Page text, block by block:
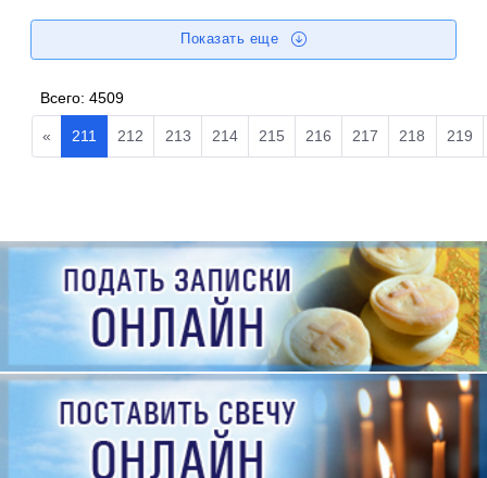
Показать еще
Всего:4509
« 211 212 213 214 215 216 217 218 219